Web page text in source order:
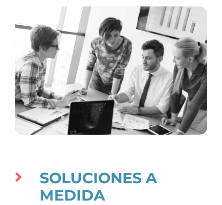
SOLUCIONES A
MEDIDA